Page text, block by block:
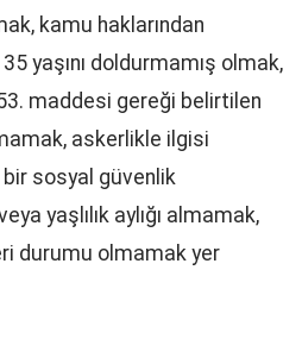
kamu haklarından
yaşını doldurmamış olmak,
maddesi gereği belirtilen
askerlikle ilgisi
sosyal güvenlik
yaşlılık aylığı almamak,
durumu olmamak yer